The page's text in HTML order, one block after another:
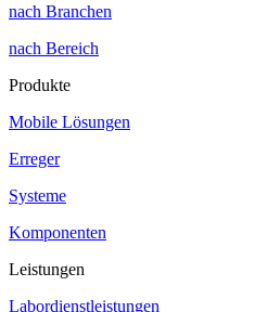
nach Branchen
nach Bereich
Produkte
Mobile Lösungen
Erreger
Systeme
Komponenten
Leistungen
Labordienstleistungen